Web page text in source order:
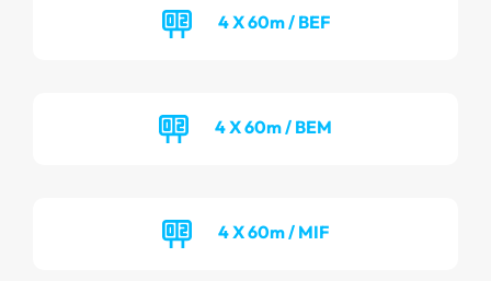
4 X 60m / BEF
4 X 60m / BEM
4 X 60m / MIF